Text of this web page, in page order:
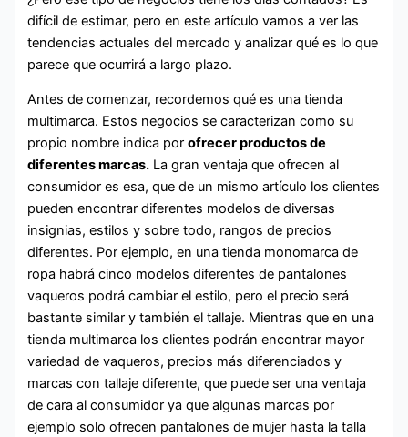
difícil de estimar, pero en este artículo vamos a ver las
tendencias actuales del mercado y analizar qué es lo que
parece que ocurrirá a largo plazo.
Antes de comenzar, recordemos qué es una tienda
multimarca. Estos negocios se caracterizan como su
propio nombre indica porofrecer productos de
diferentes marcas. La gran ventaja que ofrecen al
consumidor es esa, que de un mismo artículo los clientes
pueden encontrar diferentes modelos de diversas
insignias, estilos y sobre todo, rangos de precios
diferentes. Por ejemplo, en una tienda monomarca de
ropa habrá cinco modelos diferentes de pantalones
vaqueros podrá cambiar el estilo, pero el precio será
bastante similar y también el tallaje. Mientras que en una
tienda multimarca los clientes podrán encontrar mayor
variedad de vaqueros, precios más diferenciados y
marcas con tallaje diferente, que puede ser una ventaja
de cara al consumidor ya que algunas marcas por
ejemplo solo ofrecen pantalones de mujer hasta la talla